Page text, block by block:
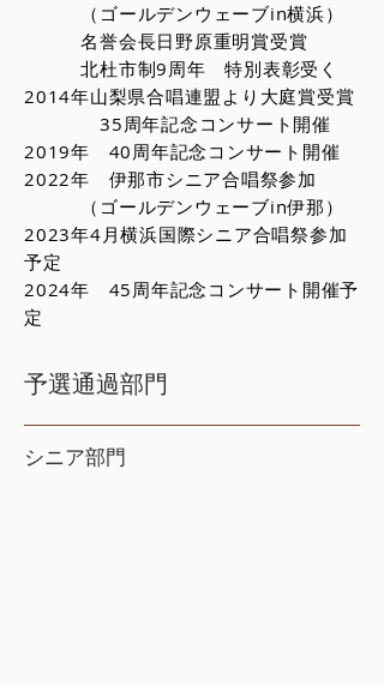
（ゴールデンウェーブin横浜）
名誉会長日野原重明賞受賞
北杜市制9周年 特別表彰受く
2014年山梨県合唱連盟より大庭賞受賞
35周年記念コンサート開催
2019年 40周年記念コンサート開催
2022年 伊那市シニア合唱祭参加
（ゴールデンウェーブin伊那）
2023年4月横浜国際シニア合唱祭参加
予定
2024年 45周年記念コンサート開催予
定
予選通過部門
シニア部門